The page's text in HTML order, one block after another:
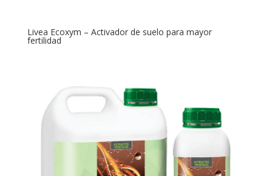
Livea Ecoxym – Activador de suelo para mayor
fertilidad